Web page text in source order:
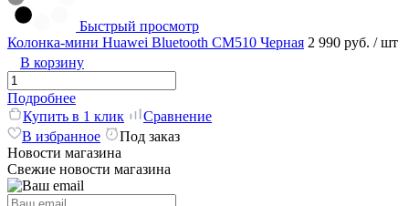
Быстрый просмотр
Колонка-мини Huawei Bluetooth CM510 Черная 2 990 руб. / шт
В корзину
Подробнее
Купить в 1 клик
Сравнение
В избранное
Под заказ
Новости магазина
Свежие новости магазина